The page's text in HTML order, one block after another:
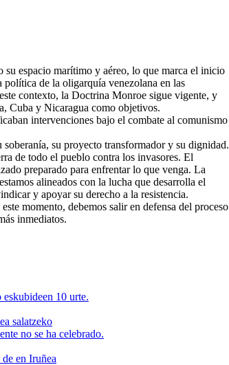
espacio marítimo y aéreo, lo que marca el inicio
política de la oligarquía venezolana en las
contexto, la Doctrina Monroe sigue vigente, y
Cuba y Nicaragua como objetivos.
intervenciones bajo el combate al comunismo
su proyecto transformador y su dignidad.
de todo el pueblo contra los invasores. El
preparado para enfrentar lo que venga. La
alineados con la lucha que desarrolla el
y apoyar su derecho a la resistencia.
momento, debemos salir en defensa del proceso
inmediatos.
10 urte.
salatzeko
no se ha celebrado.
en Iruñea